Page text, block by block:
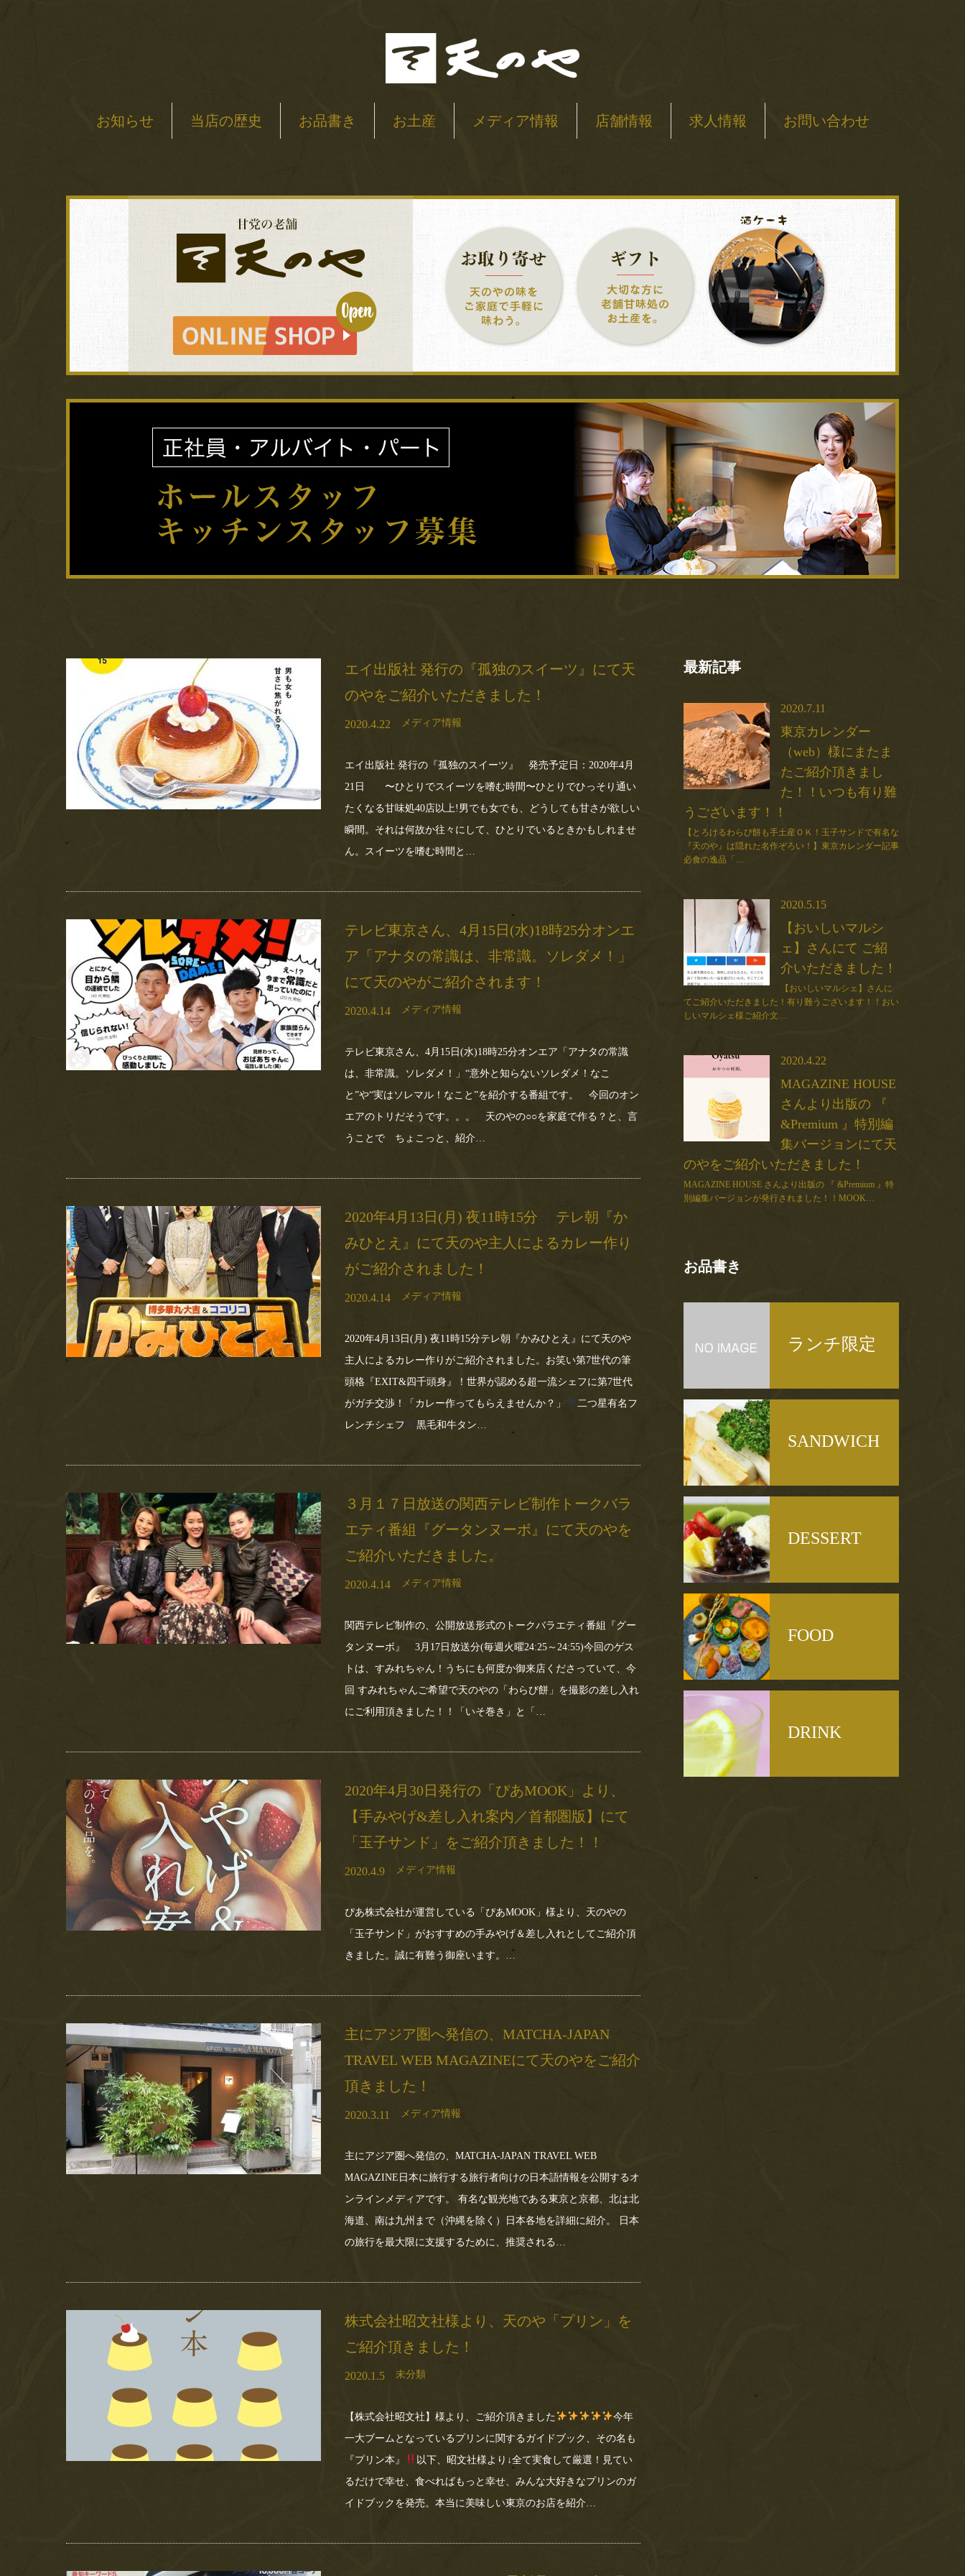
お知らせ 当店の歴史 お品書き お土産 メディア情報 店舗情報 求人情報 お問い合わせ
エイ出版社 発行の『孤独のスイーツ』にて天
のやをご紹介いただきました！
2020.4.22 メディア情報
エイ出版社 発行の『孤独のスイーツ』 発売予定日：2020年4月
21日 〜ひとりでスイーツを嗜む時間〜ひとりでひっそり通い
たくなる甘味処40店以上!男でも女でも、どうしても甘さが欲しい
瞬間。それは何故か往々にして、ひとりでいるときかもしれませ
ん。スイーツを嗜む時間と…
テレビ東京さん、4月15日(水)18時25分オンエ
ア「アナタの常識は、非常識。ソレダメ！」
にて天のやがご紹介されます！
2020.4.14 メディア情報
テレビ東京さん、4月15日(水)18時25分オンエア「アナタの常識
は、非常識。ソレダメ！」“意外と知らないソレダメ！なこ
と”や“実はソレマル！なこと”を紹介する番組です。 今回のオン
エアのトリだそうです。。。 天のやの○○を家庭で作る？と、言
うことで ちょこっと、紹介…
2020年4月13日(月) 夜11時15分 テレ朝『か
みひとえ』にて天のや主人によるカレー作り
がご紹介されました！
2020.4.14 メディア情報
2020年4月13日(月) 夜11時15分テレ朝『かみひとえ』にて天のや
主人によるカレー作りがご紹介されました。お笑い第7世代の筆
頭格『EXIT&四千頭身』！世界が認める超一流シェフに第7世代
がガチ交渉！「カレー作ってもらえませんか？」
二つ星有名フ
レンチシェフ
黒毛和牛タン…
３月１７日放送の関西テレビ制作トークバラ
エティ番組『グータンヌーボ』にて天のやを
ご紹介いただきました。
2020.4.14 メディア情報
関西テレビ制作の、公開放送形式のトークバラエティ番組『グー
タンヌーボ』 3月17日放送分(毎週火曜24:25～24:55)今回のゲス
トは、すみれちゃん！うちにも何度か御来店くださっていて、今
回 すみれちゃんご希望で天のやの「わらび餅」を撮影の差し入れ
にご利用頂きました！！「いそ巻き」と「…
2020年4月30日発行の「ぴあMOOK」より、
【手みやげ&差し入れ案内／首都圏版】にて
「玉子サンド」をご紹介頂きました！！
2020.4.9 メディア情報
ぴあ株式会社が運営している「ぴあMOOK」様より、天のやの
「玉子サンド」がおすすめの手みやげ＆差し入れとしてご紹介頂
きました。誠に有難う御座います。…
主にアジア圏へ発信の、MATCHA-JAPAN
TRAVEL WEB MAGAZINEにて天のやをご紹介
頂きました！
2020.3.11 メディア情報
主にアジア圏へ発信の、MATCHA-JAPAN TRAVEL WEB
MAGAZINE日本に旅行する旅行者向けの日本語情報を公開するオ
ンラインメディアです。 有名な観光地である東京と京都、北は北
海道、南は九州まで（沖縄を除く）日本各地を詳細に紹介。 日本
の旅行を最大限に支援するために、推奨される…
株式会社昭文社様より、天のや「プリン」を
ご紹介頂きました！
2020.1.5 未分類
【株式会社昭文社】様より、ご紹介頂きました
今年
一大ブームとなっているプリンに関するガイドブック、その名も
『プリン本』
以下、昭文社様より↓全て実食して厳選！見てい
るだけで幸せ、食べればもっと幸せ、みんな大好きなプリンのガ
イドブックを発売。本当に美味しい東京のお店を紹介…
最新記事
2020.7.11
東京カレンダー
（web）様にまたま
たご紹介頂きまし
た！！いつも有り難
うございます！！
【とろけるわらび餅も手土産ＯＫ！玉子サンドで有名な
『天のや』は隠れた名作ぞろい！】東京カレンダー記事
必食の逸品「…
2020.5.15
【おいしいマルシ
ェ】さんにて ご紹
介いただきました！
【おいしいマルシェ】さんに
てご紹介いただきました！有り難うございます！！おい
しいマルシェ様ご紹介文…
2020.4.22
MAGAZINE HOUSE
さんより出版の 『
&Premium 』特別編
集バージョンにて天
のやをご紹介いただきました！
MAGAZINE HOUSE さんより出版の 『 &Premium 』特
別編集バージョンが発行されました！！MOOK…
お品書き
ランチ限定
SANDWICH
DESSERT
FOOD
DRINK